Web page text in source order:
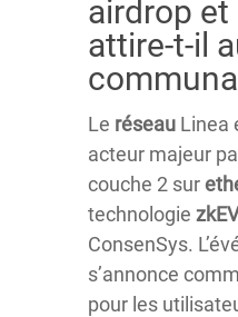
airdrop
attire-t-il
Le réseau Linea
acteur majeur
couche 2 sur
technologie
ConsenSys.
s’annonce
pour les